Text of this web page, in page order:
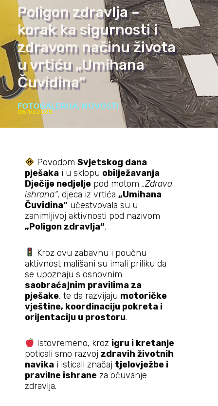
Poligon zdravlja –
korak ka sigurnosti i
zdravom načinu života
u vrtiću „Umihana
Čuvidina“
FOTOGALERIJA,NOVOSTI
06.10.2025
PovodomSvjetskog dana
pješakai u sklopu obilježavanja
Dječije nedjeljepod motom „Zdrava
ishrana“, djeca iz vrtića „Umihana
Čuvidina“učestvovala su u
zanimljivoj aktivnosti pod nazivom
„Poligon zdravlja“.
Kroz ovu zabavnu i poučnu
aktivnost mališani su imali priliku da
se upoznaju s osnovnim
saobraćajnim pravilima za
pješake, te da razvijaju motoričke
vještine, koordinaciju pokreta i
orijentaciju u prostoru.
Istovremeno, kroz igru i kretanje
poticali smo razvoj zdravih životnih
navikai isticali značaj tjelovježbe i
pravilne ishraneza očuvanje
zdravlja.